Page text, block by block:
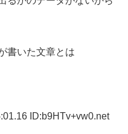
書いた文章とは
ID:b9HTv+vw0.net